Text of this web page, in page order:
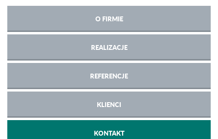
O FIRMIE
REALIZACJE
REFERENCJE
KLIENCI
KONTAKT